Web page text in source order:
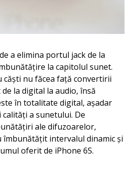
a elimina portul jack de la
la capitolul sunet.
nu făcea față convertirii
la digital la audio, însă
în totalitate digital, așadar
a sunetului. De
ale difuzoarelor,
îmbunătățit intervalul dinamic și
oferit de iPhone 6S.